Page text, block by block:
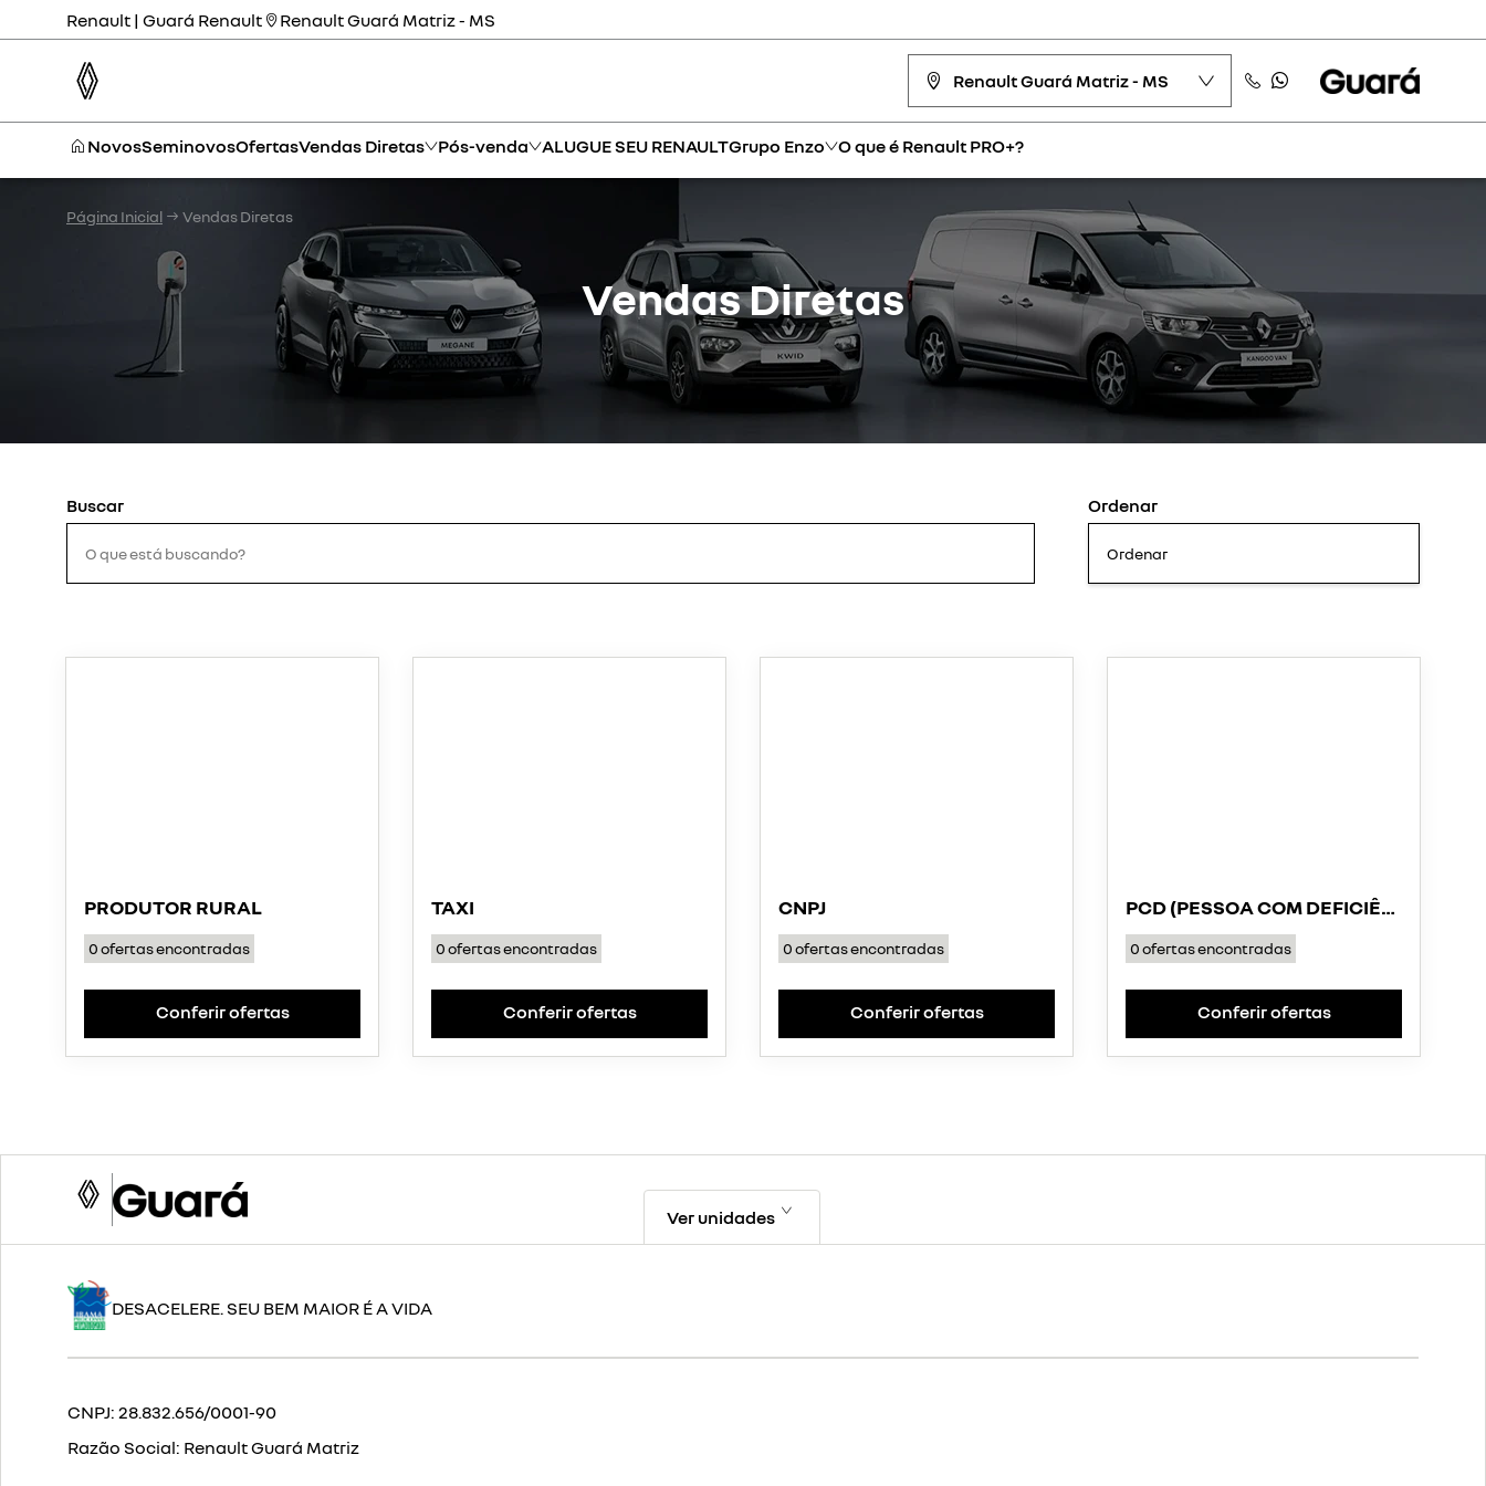
Renault | Guará Renault Renault Guará Matriz - MS
Renault Guará Matriz - MS
NovosSeminovosOfertasVendas Diretas Pós-venda ALUGUE SEU RENAULTGrupo Enzo O que é Renault PRO+?
Página Inicial Vendas Diretas
Vendas Diretas
Ordenar
PRODUTOR RURAL
0ofertas encontradas
Conferir ofertas
TAXI
0ofertas encontradas
Conferir ofertas
CNPJ
0ofertas encontradas
Conferir ofertas
PCD (PESSOA COM DEFICIÊNCIA)
0ofertas encontradas
Conferir ofertas
Ver unidades
DESACELERE. SEU BEM MAIOR É A VIDA
CNPJ: 28.832.656/0001-90
Razão Social: Renault Guará Matriz